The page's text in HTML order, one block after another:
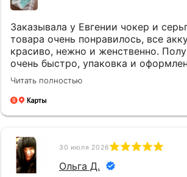
Заказывала у Евгении чокер и
товара очень понравилось, все
красиво, нежно и женственно.
очень быстро, упаковка и
замечательное. Видно, что все
Очень благодарна и рада, что
браслет СПАС и Евгению🌺
Читать полностью
30 июля 2026
Ольга Д.